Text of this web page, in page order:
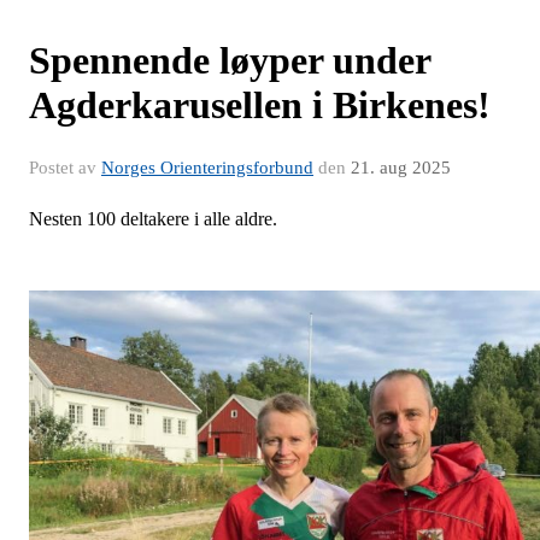
Spennende løyper under
Agderkarusellen i Birkenes!
Postet av Norges Orienteringsforbund den 21. aug 2025
Nesten 100 deltakere i alle aldre.